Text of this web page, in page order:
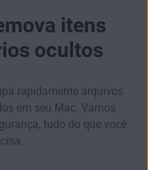
itens
ocultos
rapidamente arquivos
em seu Mac. Vamos
tudo do que você